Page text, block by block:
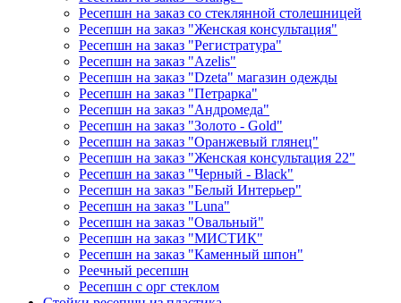
Ресепшн на заказ со стеклянной столешницей
Ресепшн на заказ "Женская консультация"
Ресепшн на заказ "Регистратура"
Ресепшн на заказ "Azelis"
Ресепшн на заказ "Dzeta" магазин одежды
Ресепшн на заказ "Петрарка"
Ресепшн на заказ "Андромеда"
Ресепшн на заказ "Золото - Gold"
Ресепшн на заказ "Оранжевый глянец"
Ресепшн на заказ "Женская консультация 22"
Ресепшн на заказ "Черный - Black"
Ресепшн на заказ "Белый Интерьер"
Ресепшн на заказ "Luna"
Ресепшн на заказ "Овальный"
Ресепшн на заказ "МИСТИК"
Ресепшн на заказ "Каменный шпон"
Реечный ресепшн
Ресепшн с орг стеклом